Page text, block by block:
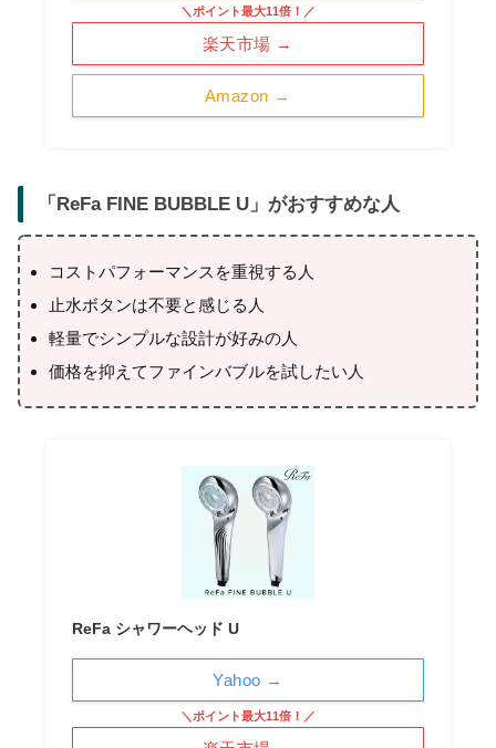
Amazon →
＼ポイント最大11倍！／
楽天市場 →
「 ReFa FINE BUBBLE U 」がおすすめな人
コストパフォーマンスを重視する人
止水ボタンは不要と感じる人
軽量でシンプルな設計が好みの人
価格を抑えてファインバブルを試したい人
ReFa シャワーヘッド U
＼ポイント最大11倍！／
Yahoo →